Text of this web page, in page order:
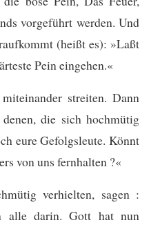
vorgeführt werden. Und
(heißt es): »Laßt
Pein eingehen.«
streiten. Dann
die sich hochmütig
eure Gefolgsleute. Könnt
von uns fernhalten ?«
verhielten, sagen :
alle darin. Gott hat nun